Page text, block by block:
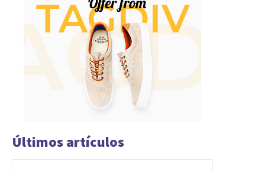
Últimos artículos